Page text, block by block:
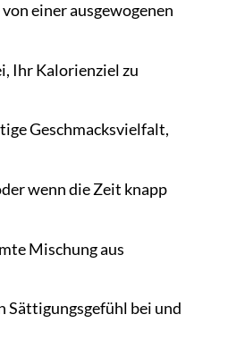
einer ausgewogenen
Ihr Kalorienziel zu
Geschmacksvielfalt,
wenn die Zeit knapp
Mischung aus
Sättigungsgefühl bei und